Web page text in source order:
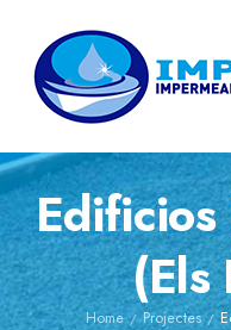
(Els
Home / Projectes /